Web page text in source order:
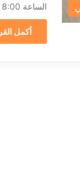
الساعة 8:00 صباحاً…
أكمل